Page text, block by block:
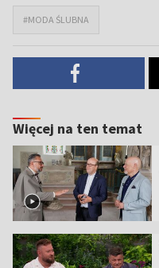
#MODA ŚLUBNA
Więcej na ten temat